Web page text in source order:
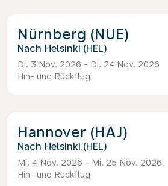
Nürnberg (NUE)
Helsinki (HEL)
Di. 3 Nov. 2026 - Di. 24 Nov. 2026
Hin- und Rückflug
Hannover (HAJ)
Helsinki (HEL)
Mi. 4 Nov. 2026 - Mi. 25 Nov. 2026
Hin- und Rückflug